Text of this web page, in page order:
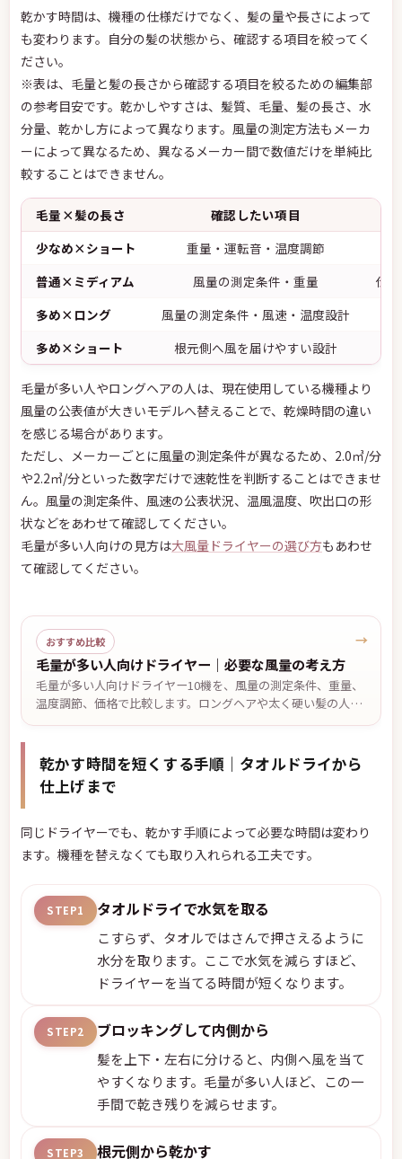
乾かす時間は、機種の仕様だけでなく、髪の量や長さによって
も変わります。自分の髪の状態から、確認する項目を絞ってく
ださい。
※表は、毛量と髪の長さから確認する項目を絞るための編集部
の参考目安です。乾かしやすさは、髪質、毛量、髪の長さ、水
分量、乾かし方によって異なります。風量の測定方法もメーカ
ーによって異なるため、異なるメーカー間で数値だけを単純比
較することはできません。
毛量×髪の長さ
確認したい項目
少なめ×ショート
重量・運転音・温度調節
普通×ミディアム
風量の測定条件・重量
仕
多め×ロング
風量の測定条件・風速・温度設計
多め×ショート
根元側へ風を届けやすい設計
毛量が多い人やロングヘアの人は、現在使用している機種より
風量の公表値が大きいモデルへ替えることで、乾燥時間の違い
を感じる場合があります。
ただし、メーカーごとに風量の測定条件が異なるため、2.0㎥/分
や2.2㎥/分といった数字だけで速乾性を判断することはできませ
ん。風量の測定条件、風速の公表状況、温風温度、吹出口の形
状などをあわせて確認してください。
毛量が多い人向けの見方は大風量ドライヤーの選び方もあわせ
て確認してください。
おすすめ比較
毛量が多い人向けドライヤー｜必要な風量の考え方
毛量が多い人向けドライヤー10機を、風量の測定条件、重量、
温度調節、価格で比較します。ロングヘアや太く硬い髪の人が
→
乾かす時間を短くする手順｜タオルドライから
仕上げまで
同じドライヤーでも、乾かす手順によって必要な時間は変わり
ます。機種を替えなくても取り入れられる工夫です。
STEP1 タオルドライで水気を取る
こすらず、タオルではさんで押さえるように
水分を取ります。ここで水気を減らすほど、
ドライヤーを当てる時間が短くなります。
STEP2 ブロッキングして内側から
髪を上下・左右に分けると、内側へ風を当て
やすくなります。毛量が多い人ほど、この一
手間で乾き残りを減らせます。
STEP3 根元側から乾かす